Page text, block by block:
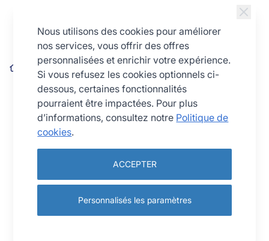
Petits-fours - carré cannelé Antiadhérent (sans PFAS)
Nous utilisons des cookies pour améliorer
nos services, vous offrir des offres
personnalisées et enrichir votre expérience.
Si vous refusez les cookies optionnels ci-
dessous, certaines fonctionnalités
pourraient être impactées. Pour plus
d’informations, consultez notre Politique de
cookies.
ACCEPTER
Personnalisés les paramètres